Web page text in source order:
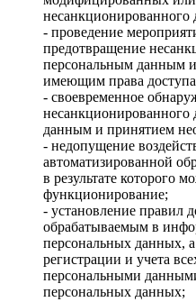
несанкционированного
- проведение
предотвращение
персональным данным
имеющим права
- своевременное
несанкционированного
данным и принятием
- недопущение
автоматизированной
в результате которого
функционирование;
- установление правил
обрабатываемым в
персональных данных,
регистрации и учета
персональными
персональных данных;